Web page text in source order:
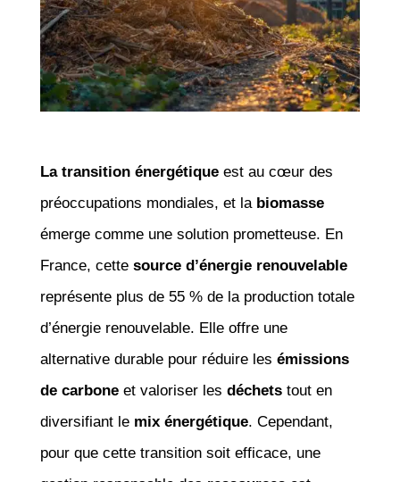
La transition énergétiqueest au cœur des
préoccupations mondiales, et la biomasse
émerge comme une solution prometteuse. En
France, cette source d’énergie renouvelable
représente plus de 55 % de la production totale
d’énergie renouvelable. Elle offre une
alternative durable pour réduire les émissions
de carboneet valoriser les déchetstout en
diversifiant le mix énergétique. Cependant,
pour que cette transition soit efficace, une